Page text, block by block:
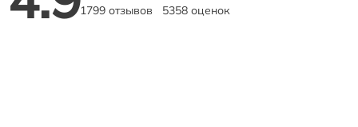
1799 отзывов 5358 оценок